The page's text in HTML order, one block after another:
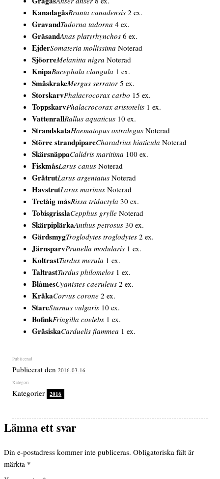
KanadagåsBranta canadensis 2 ex.
GravandTadorna tadorna 4 ex.
GräsandAnas platyrhynchos 6 ex.
EjderSomateria mollissima Noterad
SjöorreMelanitta nigra Noterad
KnipaBucephala clangula 1 ex.
SmåskrakeMergus serrator5 ex.
StorskarvPhalacrocorax carbo 15 ex.
ToppskarvPhalacrocorax aristotelis 1 ex.
VattenrallRallus aquaticus 10 ex.
StrandskataHaematopus ostralegus Noterad
Större strandpipareCharadrius hiaticula Noterad
SkärsnäppaCalidris maritima 100 ex.
FiskmåsLarus canus Noterad
GråtrutLarus argentatus Noterad
HavstrutLarus marinus Noterad
Tretåig måsRissa tridactyla 30 ex.
TobisgrisslaCepphus grylle Noterad
SkärpiplärkaAnthus petrosus 30 ex.
GärdsmygTroglodytes troglodytes 2 ex.
JärnsparvPrunella modularis 1 ex.
KoltrastTurdus merula 1 ex.
TaltrastTurdus philomelos 1 ex.
BlåmesCyanistes caeruleus 2 ex.
KråkaCorvus corone 2 ex.
StareSturnus vulgaris 10 ex.
BofinkFringilla coelebs 1 ex.
GråsiskaCarduelis flammea 1 ex.
Publicerat den2016-03-16
Kategorier 2016
Lämna ett svar
Din e-postadress kommer inte publiceras. Obligatoriska fält är
märkta *